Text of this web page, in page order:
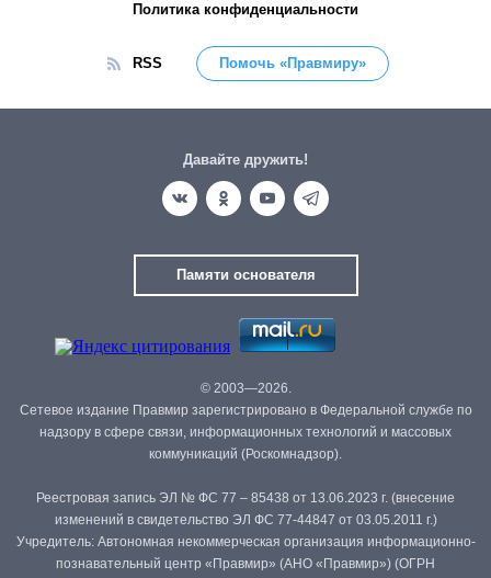
Политика конфиденциальности
RSS Помочь «Правмиру»
Давайте дружить!
Памяти основателя
© 2003—2026.
Сетевое издание Правмир зарегистрировано в Федеральной службе по
надзору в сфере связи, информационных технологий и массовых
коммуникаций (Роскомнадзор).
Реестровая запись ЭЛ № ФС 77 – 85438 от 13.06.2023 г. (внесение
изменений в свидетельство ЭЛ ФС 77-44847 от 03.05.2011 г.)
Учредитель: Автономная некоммерческая организация информационно-
познавательный центр «Правмир» (АНО «Правмир») (ОГРН